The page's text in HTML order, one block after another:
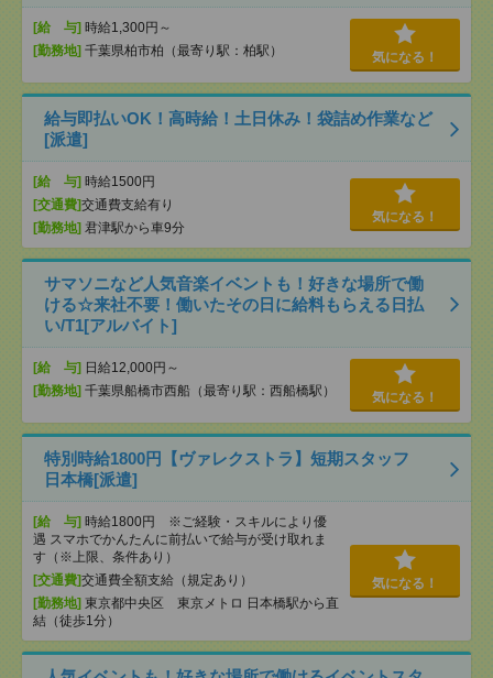
[給 与] 時給1,300円～
[勤務地] 千葉県柏市柏（最寄り駅：柏駅） 気になる！
給与即払いOK！高時給！土日休み！袋詰め作業など
[派遣]
[給 与] 時給1500円
[交通費]交通費支給有り
[勤務地] 君津駅から車9分
気になる！
サマソニなど人気音楽イベントも！好きな場所で働
ける☆来社不要！働いたその日に給料もらえる日払
い/T1[アルバイト]
[給 与] 日給12,000円～
[勤務地] 千葉県船橋市西船（最寄り駅：西船橋駅） 気になる！
特別時給1800円【ヴァレクストラ】短期スタッフ
日本橋[派遣]
[給 与] 時給1800円 ※ご経験・スキルにより優
遇 スマホでかんたんに前払いで給与が受け取れま
す（※上限、条件あり）
[交通費]交通費全額支給（規定あり）
[勤務地] 東京都中央区 東京メトロ 日本橋駅から直
結（徒歩1分）
気になる！